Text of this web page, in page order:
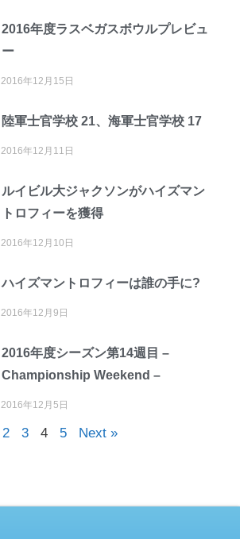
2016年度ラスベガスボウルプレビュ
ー
2016年12月15日
陸軍士官学校 21、海軍士官学校 17
2016年12月11日
ルイビル大ジャクソンがハイズマン
トロフィーを獲得
2016年12月10日
ハイズマントロフィーは誰の手に?
2016年12月9日
2016年度シーズン第14週目 –
Championship Weekend –
2016年12月5日
2 3 4 5 Next »